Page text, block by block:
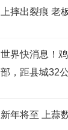
上摔出裂痕 老
世界快消息！
部，距县城32
新年将至 上蒜